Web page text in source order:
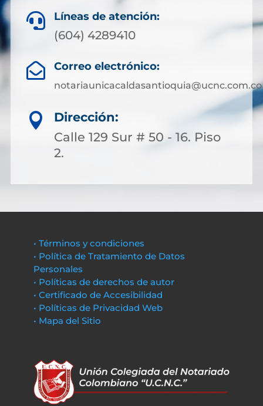
 Líneas de atención:
(604) 4289410
 Correo electrónico:
notariaunicacaldasantioquia@ucnc.com.co

Dirección:
Calle 129 Sur # 50 - 16. Piso
2.
• Términos y condiciones
• Política de Tratamiento de Datos
Personales
• Políticas de derechos de autor
• Certificado de Accesibilidad
• Políticas de Privacidad Web
• Mapa del Sitio